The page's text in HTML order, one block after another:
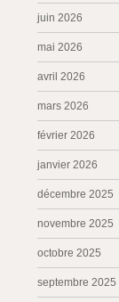
juin 2026
mai 2026
avril 2026
mars 2026
février 2026
janvier 2026
décembre 2025
novembre 2025
octobre 2025
septembre 2025